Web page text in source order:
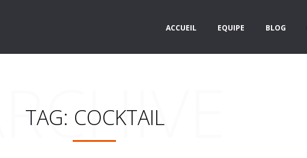
ACCUEIL EQUIPE BLOG
ARCHIVE
TAG: COCKTAIL